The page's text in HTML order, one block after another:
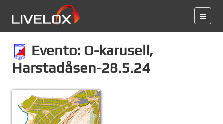
Evento: O-karusell,
Harstadåsen-28.5.24